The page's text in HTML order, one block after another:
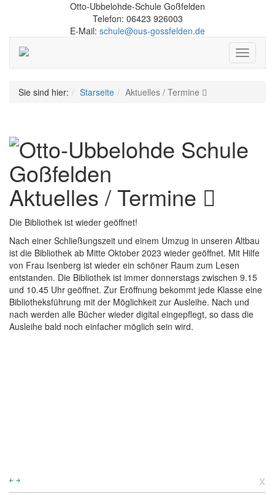
Otto-Ubbelohde-Schule Goßfelden
Telefon: 06423 926003
E-Mail: schule@ous-gossfelden.de
Schalte
Sie sind hier: Starseite Aktuelles / Termine
Aktuelles / Termine
Die Bibliothek ist wieder geöffnet!
Nach einer Schließungszeit und einem Umzug in unseren Altbau
ist die Bibliothek ab Mitte Oktober 2023 wieder geöffnet. Mit Hilfe
von Frau Isenberg ist wieder ein schöner Raum zum Lesen
entstanden. Die Bibliothek ist immer donnerstags zwischen 9.15
und 10.45 Uhr geöffnet. Zur Eröffnung bekommt jede Klasse eine
Bibliotheksführung mit der Möglichkeit zur Ausleihe. Nach und
nach werden alle Bücher wieder digital eingepflegt, so dass die
Ausleihe bald noch einfacher möglich sein wird.
￩ ￫ x